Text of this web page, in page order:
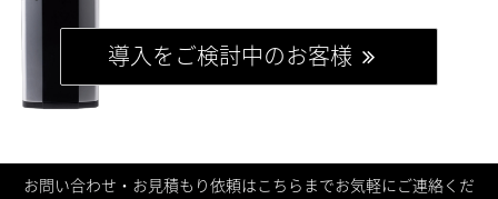
導入をご検討中のお客様
お問い合わせ・お見積もり依頼はこちらまでお気軽にご連絡くだ